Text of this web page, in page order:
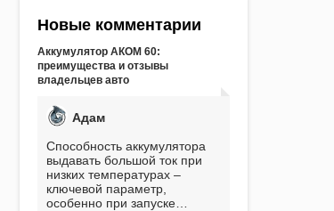
Новые комментарии
Аккумулятор АКОМ 60:
преимущества и отзывы
владельцев авто
Адам
Способность аккумулятора
выдавать большой ток при
низких температурах –
ключевой параметр,
особенно при запуске